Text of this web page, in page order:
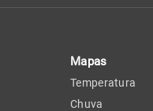
Mapas
Temperatura
Chuva